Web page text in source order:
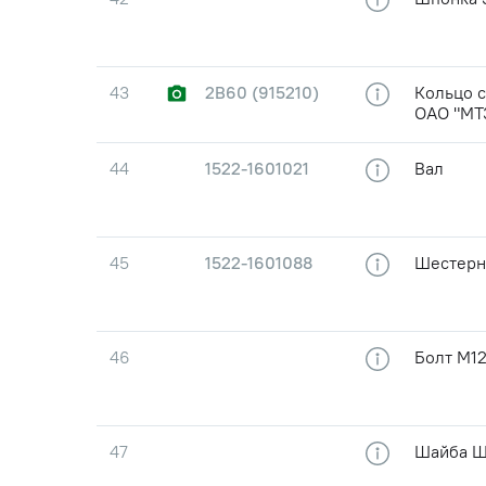
43 2В60 (915210)
Кольцо
ОАО
44 1522-1601021 Вал
45 1522-1601088
46 Болт
47 Шайба